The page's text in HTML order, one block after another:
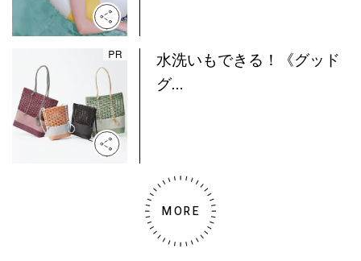
水洗いもできる！《グッド
グ...
MORE